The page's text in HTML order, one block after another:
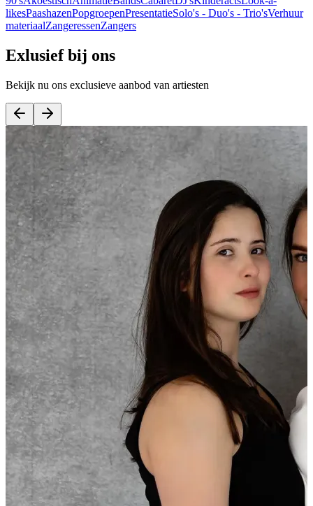
likesPaashazenPopgroepenPresentatieSolo's - Duo's - Trio'sVerhuur
materiaalZangeressenZangers
Exlusief bij ons
Bekijk nu ons exclusieve aanbod van artiesten